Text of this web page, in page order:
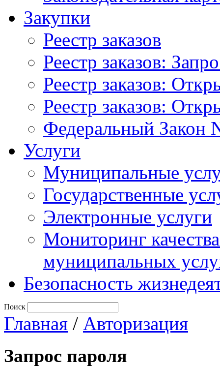
Закупки
Реестр заказов
Реестр заказов:
Реестр заказов:
Реестр заказов:
Федеральный Закон
Услуги
Муниципальные
Государственные
Электронные услуги
Мониторинг
муниципальных
Безопасность
Поиск
Главная / Авторизация
Запрос пароля